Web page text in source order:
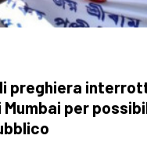
preghiera
per